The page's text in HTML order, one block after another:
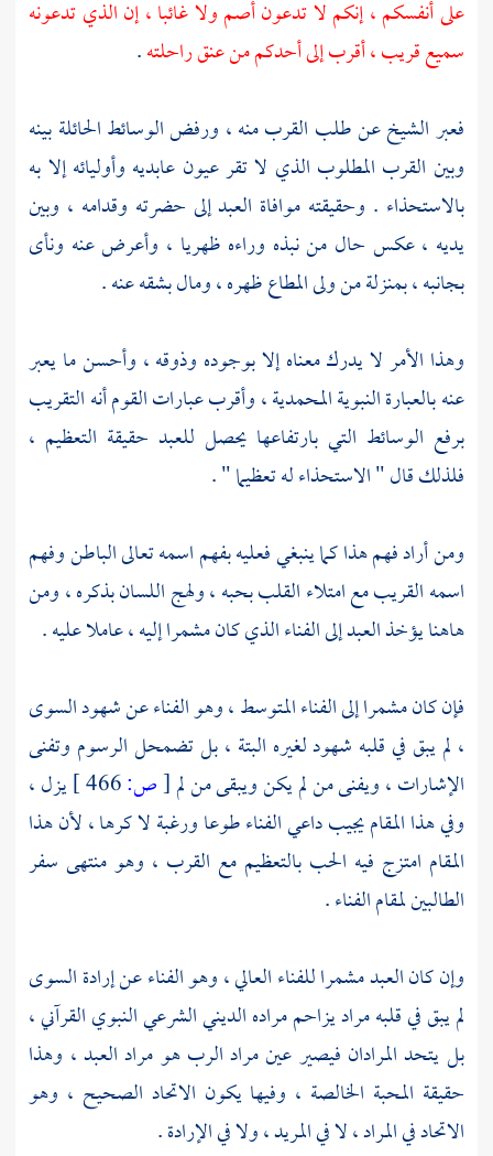
على أنفسكم ، إنكم لا تدعون أصم ولا غائبا ، إن الذي تدعونه
سميع قريب ، أقرب إلى أحدكم من عنق راحلته.
فعبر الشيخ عن طلب القرب منه ، ورفض الوسائط الحائلة بينه
وبين القرب المطلوب الذي لا تقر عيون عابديه وأوليائه إلا به
بالاستحذاء . وحقيقته موافاة العبد إلى حضرته وقدامه ، وبين
يديه ، عكس حال من نبذه وراءه ظهريا ، وأعرض عنه ونأى
بجانبه ، بمنزلة من ولى المطاع ظهره ، ومال بشقه عنه .
وهذا الأمر لا يدرك معناه إلا بوجوده وذوقه ، وأحسن ما يعبر
عنه بالعبارة النبوية المحمدية ، وأقرب عبارات القوم أنه التقريب
برفع الوسائط التي بارتفاعها يحصل للعبد حقيقة التعظيم ،
فلذلك قال " الاستحذاء له تعظيما " .
ومن أراد فهم هذا كما ينبغي فعليه بفهم اسمه تعالى الباطن وفهم
اسمه القريب مع امتلاء القلب بحبه ، ولهج اللسان بذكره ، ومن
هاهنا يؤخذ العبد إلى الفناء الذي كان مشمرا إليه ، عاملا عليه .
فإن كان مشمرا إلى الفناء المتوسط ، وهو الفناء عن شهود السوى
، لم يبق في قلبه شهود لغيره البتة ، بل تضمحل الرسوم وتفنى
الإشارات ، ويفنى من لم يكن ويبقى من لم[ص:
يزل ،
وفي هذا المقام يجيب داعي الفناء طوعا ورغبة لا كرها ، لأن هذا
المقام امتزج فيه الحب بالتعظيم مع القرب ، وهو منتهى سفر
الطالبين لمقام الفناء .
وإن كان العبد مشمرا للفناء العالي ، وهو الفناء عن إرادة السوى
لم يبق في قلبه مراد يزاحم مراده الديني الشرعي النبوي القرآني ،
بل يتحد المرادان فيصير عين مراد الرب هو مراد العبد ، وهذا
حقيقة المحبة الخالصة ، وفيها يكون الاتحاد الصحيح ، وهو
الاتحاد في المراد ، لا في المريد ، ولا في الإرادة .